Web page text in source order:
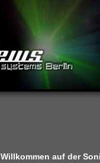
Willkommen auf der